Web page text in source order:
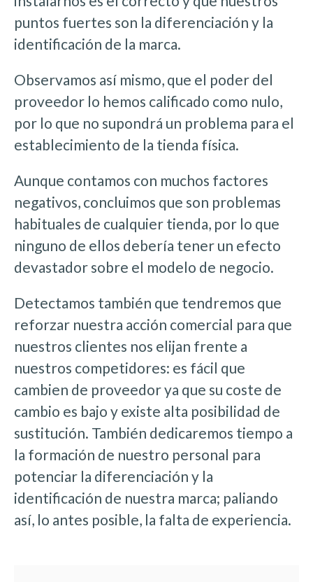
puntos fuertes son la diferenciación y la
identificación de la marca.
Observamos así mismo, que el poder del
proveedor lo hemos calificado como nulo,
por lo que no supondrá un problema para el
establecimiento de la tienda física.
Aunque contamos con muchos factores
negativos, concluimos que son problemas
habituales de cualquier tienda, por lo que
ninguno de ellos debería tener un efecto
devastador sobre el modelo de negocio.
Detectamos también que tendremos que
reforzar nuestra acción comercial para que
nuestros clientes nos elijan frente a
nuestros competidores: es fácil que
cambien de proveedor ya que su coste de
cambio es bajo y existe alta posibilidad de
sustitución. También dedicaremos tiempo a
la formación de nuestro personal para
potenciar la diferenciación y la
identificación de nuestra marca; paliando
así, lo antes posible, la falta de experiencia.